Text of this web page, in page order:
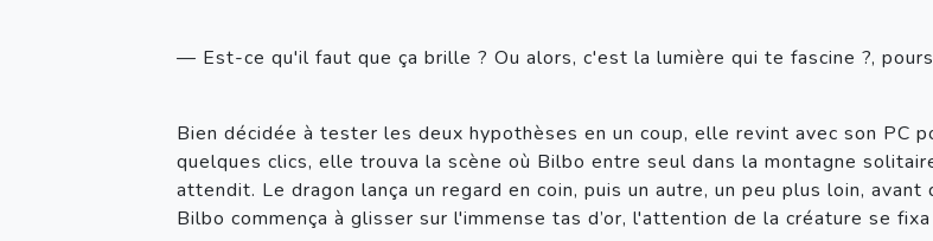
— Est-ce qu'il faut que ça brille ? Ou alors, c'est la lumière qui te fascine ?,
Bien décidée à tester les deux hypothèses en un coup, elle revint avec son PC
quelques clics, elle trouva la scène où Bilbo entre seul dans la montagne
attendit. Le dragon lança un regard en coin, puis un autre, un peu plus loin,
Bilbo commença à glisser sur l'immense tas d’or, l'attention de la créature se